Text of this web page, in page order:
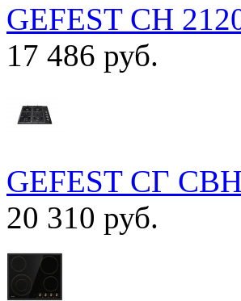
GEFEST СН
17 486 руб.
GEFEST СГ
20 310 руб.